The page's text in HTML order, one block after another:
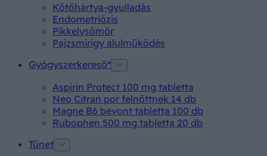
Kötőhártya-gyulladás
Endometriózis
Pikkelysömör
Pajzsmirigy alulműködés
Gyógyszerkereső*
Aspirin Protect 100 mg tabletta
Neo Citran por felnőttnek 14 db
Magne B6 bevont tabletta 100 db
Rubophen 500 mg tabletta 20 db
Tünet